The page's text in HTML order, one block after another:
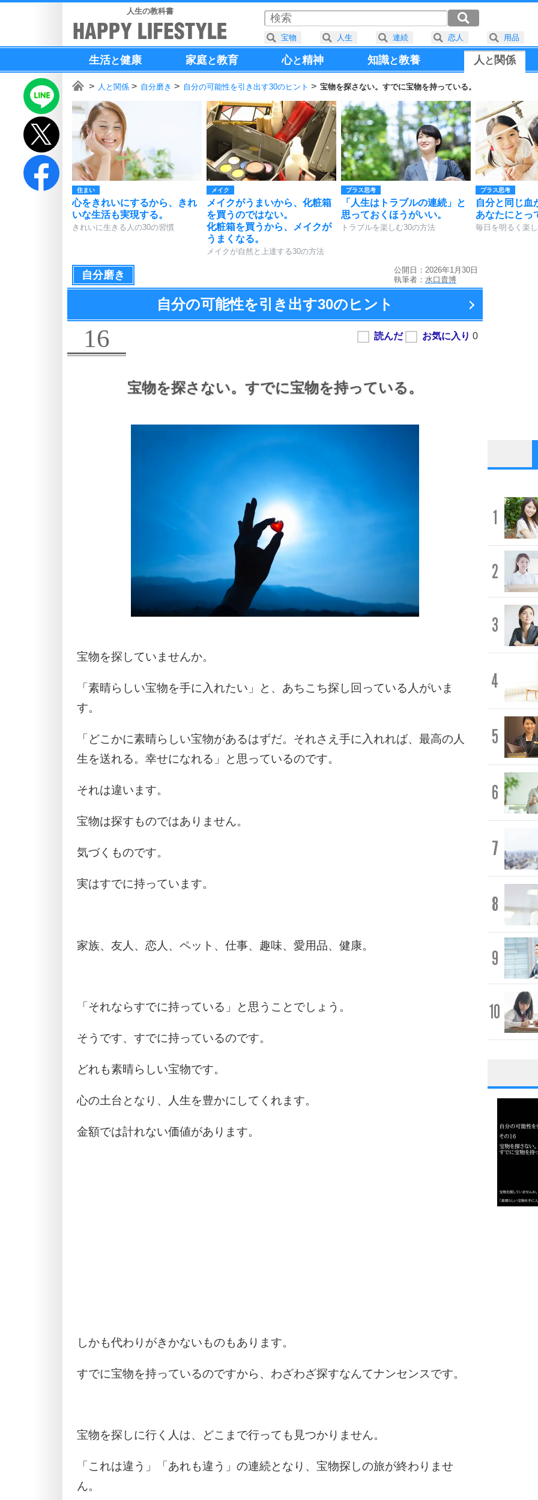
人生の教科書
生活と健康 家庭と教育 心と精神 知識と教養 人と 関係
人と関係 自分磨き 自分の可能性を引き出す30のヒント 宝物を探さない。すでに宝物を持っている。
住まい
心をきれいにするから、きれ
いな生活も実現する。
きれいに生きる人の30の習慣
メイク
メイクがうまいから、化粧箱
を買うのではない。
化粧箱を買うから、メイクが
うまくなる。
メイクが自然と上達する30の方法
プラス思考
「人生はトラブルの連続」と
思っておくほうがいい。
トラブルを楽しむ30の方法
プラス思考
自分と同じ血
あなたにとっ
毎日を明るく楽
自分磨き
公開日：2026年1月30日
執筆者： 水口貴博
自分の可能性を引き出す30のヒント
16
宝物を探さない。 すでに宝物を持っている。
宝物を探していませんか。
「素晴らしい宝物を手に入れたい」と、あちこち探し回っている人がいま
す。
「どこかに素晴らしい宝物があるはずだ。それさえ手に入れれば、最高の人
生を送れる。幸せになれる」と思っているのです。
それは違います。
宝物は探すものではありません。
気づくものです。
実はすでに持っています。
家族、友人、恋人、ペット、仕事、趣味、愛用品、健康。
「それならすでに持っている」と思うことでしょう。
そうです、すでに持っているのです。
どれも素晴らしい宝物です。
心の土台となり、人生を豊かにしてくれます。
金額では計れない価値があります。
しかも代わりがきかないものもあります。
すでに宝物を持っているのですから、わざわざ探すなんてナンセンスです。
宝物を探しに行く人は、どこまで行っても見つかりません。
「これは違う」「あれも違う」の連続となり、宝物探しの旅が終わりませ
ん。
1
2
3
4
5
6
7
8
9
10
1
3
宝物 人生 連続 恋人 用品